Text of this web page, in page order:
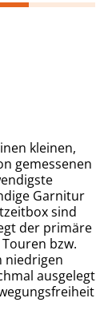
kleinen,
gemessenen
Garnitur
sind
der primäre
bzw.
niedrigen
ausgelegt